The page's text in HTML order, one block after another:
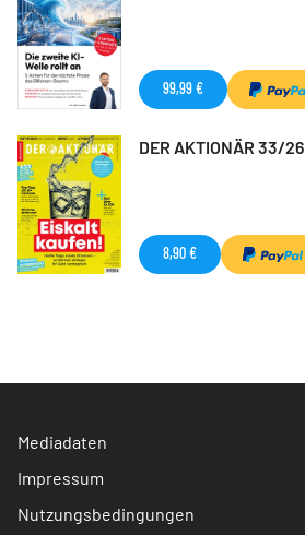
99,99 €
DER AKTIONÄR 33/26
8,90 €
Mediadaten
Impressum
Nutzungsbedingungen